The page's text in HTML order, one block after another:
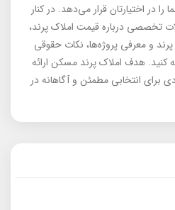
در اختیارتان قرار می‌دهد. در کنار
تخصصی درباره قیمت املاک پرند،
و معرفی پروژه‌ها، نکات حقوقی
کنید. هدف املاک پرند مسکن ارائه
برای انتخابی مطمئن و آگاهانه در